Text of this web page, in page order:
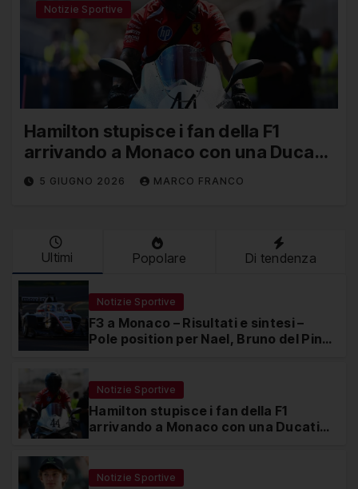
Notizie Sportive
Hamilton stupisce i fan della F1
arrivando a Monaco con una Ducati
in edizione limitata
5 GIUGNO 2026 MARCO FRANCO
Ultimi Popolare Di tendenza
Notizie Sportive
F3 a Monaco – Risultati e sintesi –
Pole position per Nael, Bruno del Pino
Notizie Sportive
Hamilton stupisce i fan della F1
arrivando a Monaco con una Ducati
Notizie Sportive